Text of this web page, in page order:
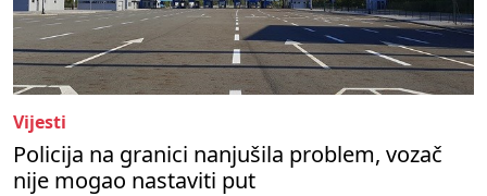
Vijesti
Policija na granici nanjušila problem, vozač
nije mogao nastaviti put